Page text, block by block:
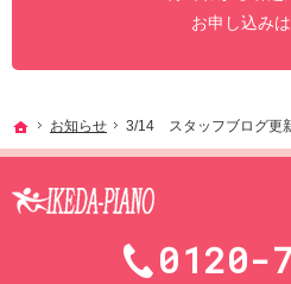
お申し込み
ホーム
お知らせ 3/14 スタッフブログ更
0120-